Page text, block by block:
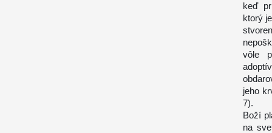
keď
ktorý
vôle
jeho
7).
Boží
na